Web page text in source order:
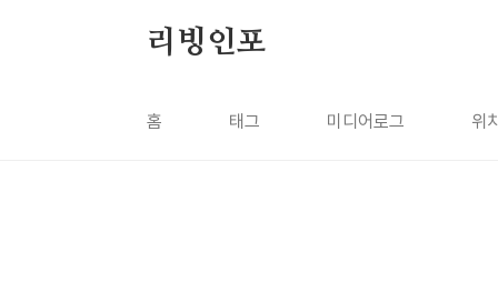
리빙인포
홈 태그 미디어로그 위